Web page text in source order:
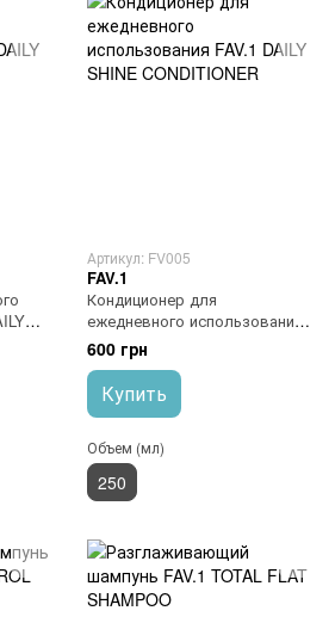
Артикул: FV005
FAV.1
Кондиционер для
ежедневного использования
FAV.1 DAILY SHINE
CONDITIONER
600 грн
Купить
Объем (мл)
250